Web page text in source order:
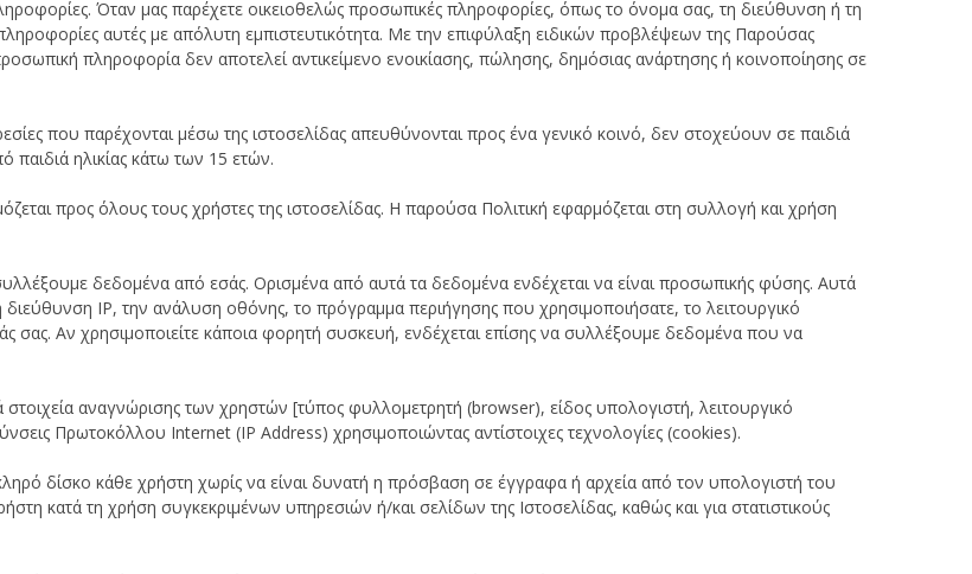
Όταν μας παρέχετε οικειοθελώς προσωπικές πληροφορίες, όπως το όνομα σας, τη διεύθυνση ή τη
αυτές με απόλυτη εμπιστευτικότητα. Με την επιφύλαξη ειδικών προβλέψεων της Παρούσας
πληροφορία δεν αποτελεί αντικείμενο ενοικίασης, πώλησης, δημόσιας ανάρτησης ή κοινοποίησης σε
που παρέχονται μέσω της ιστοσελίδας απευθύνονται προς ένα γενικό κοινό, δεν στοχεύουν σε παιδιά
ηλικίας κάτω των 15 ετών.
προς όλους τους χρήστες της ιστοσελίδας. Η παρούσα Πολιτική εφαρμόζεται στη συλλογή και χρήση
δεδομένα από εσάς. Ορισμένα από αυτά τα δεδομένα ενδέχεται να είναι προσωπικής φύσης. Αυτά
IP, την ανάλυση οθόνης, το πρόγραμμα περιήγησης που χρησιμοποιήσατε, το λειτουργικό
σας. Αν χρησιμοποιείτε κάποια φορητή συσκευή, ενδέχεται επίσης να συλλέξουμε δεδομένα που να
αναγνώρισης των χρηστών [τύπος φυλλομετρητή (browser), είδος υπολογιστή, λειτουργικό
Πρωτοκόλλου Internet (IP Address) χρησιμοποιώντας αντίστοιχες τεχνολογίες (cookies).
δίσκο κάθε χρήστη χωρίς να είναι δυνατή η πρόσβαση σε έγγραφα ή αρχεία από τον υπολογιστή του
κατά τη χρήση συγκεκριμένων υπηρεσιών ή/και σελίδων της Ιστοσελίδας, καθώς και για στατιστικούς